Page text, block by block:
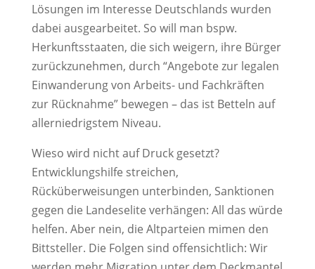
Lösungen im Interesse Deutschlands wurden
dabei ausgearbeitet. So will man bspw.
Herkunftsstaaten, die sich weigern, ihre Bürger
zurückzunehmen, durch “Angebote zur legalen
Einwanderung von Arbeits- und Fachkräften
zur Rücknahme” bewegen – das ist Betteln auf
allerniedrigstem Niveau.
Wieso wird nicht auf Druck gesetzt?
Entwicklungshilfe streichen,
Rücküberweisungen unterbinden, Sanktionen
gegen die Landeselite verhängen: All das würde
helfen. Aber nein, die Altparteien mimen den
Bittsteller. Die Folgen sind offensichtlich: Wir